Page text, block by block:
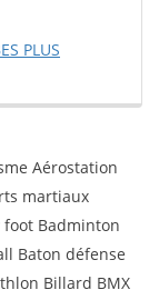
PLUS
Aérostation
martiaux
Badminton
Baton défense
Billard BMX